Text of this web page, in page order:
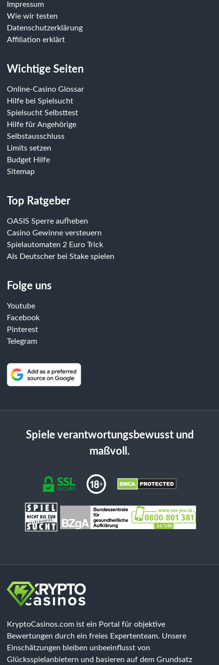
Impressum
Wie wir testen
Datenschutzerklärung
Affiliation erklärt
Wichtige Seiten
Online-Casino Glossar
Hilfe bei Spielsucht
Spielsucht Selbsttest
Hilfe für Angehörige
Selbstausschluss
Limits setzen
Budget Hilfe
Sitemap
Top Ratgeber
OASIS Sperre aufheben
Casino Gewinne versteuern
Spielautomaten 2 Euro Trick
Als Deutscher bei Stake spielen
Folge uns
Youtube
Facebook
Pinterest
Telegram
Spiele verantwortungsbewusst und
maßvoll.
KryptoCasinos.com ist ein Portal für objektive
Bewertungen durch ein freies Expertenteam. Unsere
Einschätzungen bleiben unbeeinflusst von
Glücksspielanbietern und basieren auf dem Grundsatz